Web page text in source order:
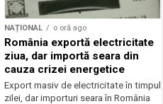
NAȚIONAL o oră ago
România exportă electricitate
ziua, dar importă seara din
cauza crizei energetice
Export masiv de electricitate în timpul
zilei, dar importuri seara în România